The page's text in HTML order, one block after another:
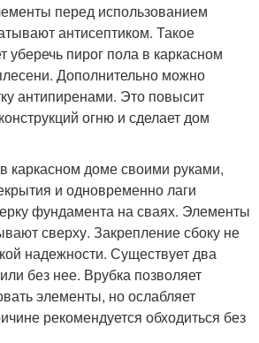
перед использованием
антисептиком. Такое
уберечь пирог пола в каркасном
Дополнительно можно
антипиренами. Это повысит
огню и сделает дом
каркасном доме своими руками,
и одновременно лаги
фундамента на сваях. Элементы
сверху. Закрепление сбоку не
надежности. Существует два
без нее. Врубка позволяет
элементы, но ослабляет
рекомендуется обходиться без